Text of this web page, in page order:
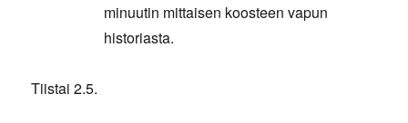
minuutin mittaisen koosteen vapun
historiasta.
Tiistai 2.5.